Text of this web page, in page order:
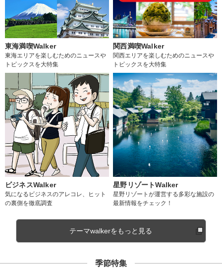
東海満喫Walker
東海エリアを楽しむためのニュースや
トピックスを大特集
関西満喫Walker
関西エリアを楽しむためのニュースや
トピックスを大特集
ビジネスWalker
気になるビジネスのアレコレ、ヒット
の裏側を徹底調査
星野リゾートWalker
星野リゾートが運営する多彩な施設の
最新情報をチェック！
テーマwalkerをもっと見る
季節特集